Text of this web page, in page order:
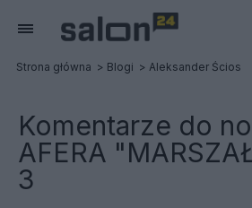
Strona główna Blogi Aleksander Ścios
Komentarze do
AFERA
3